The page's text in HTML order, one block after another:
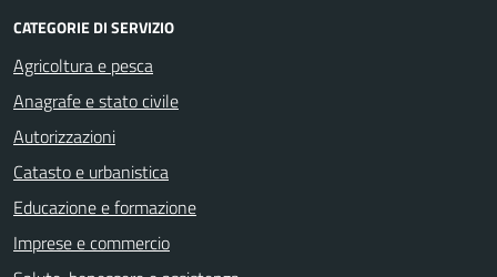
CATEGORIE DI SERVIZIO
Agricoltura e pesca
Anagrafe e stato civile
Autorizzazioni
Catasto e urbanistica
Educazione e formazione
Imprese e commercio